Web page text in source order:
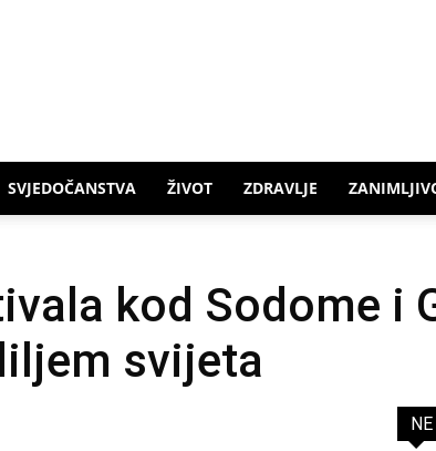
SVJEDOČANSTVA ŽIVOT ZDRAVLJE
kod Sodome i
svijeta